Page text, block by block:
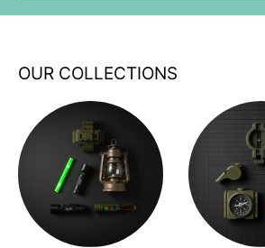
OUR COLLECTIONS